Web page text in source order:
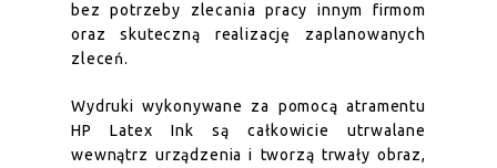
bez potrzeby zlecania pracy innym firmom
oraz skuteczną realizację zaplanowanych
zleceń.
Wydruki wykonywane za pomocą atramentu
HP Latex Ink są całkowicie utrwalane
wewnątrz urządzenia i tworzą trwały obraz,